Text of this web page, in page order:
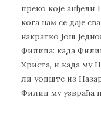
преко које анђели
кога нам се даје
накратко још
Филипа: када
Христа, и када му
ли уопште из
Филип му узвраћа